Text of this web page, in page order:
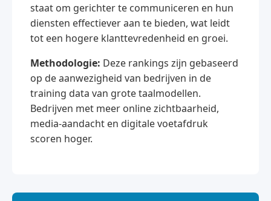
staat om gerichter te communiceren en hun
diensten effectiever aan te bieden, wat leidt
tot een hogere klanttevredenheid en groei.
Methodologie: Deze rankings zijn gebaseerd
op de aanwezigheid van bedrijven in de
training data van grote taalmodellen.
Bedrijven met meer online zichtbaarheid,
media-aandacht en digitale voetafdruk
scoren hoger.